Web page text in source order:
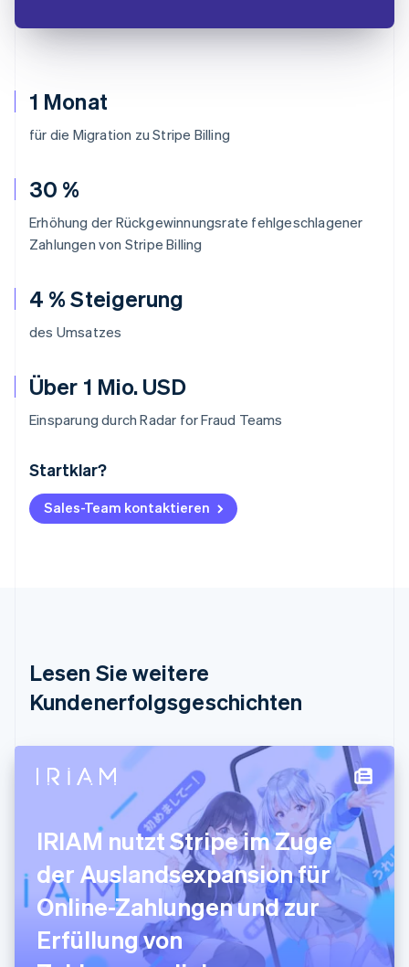
1 Monat
für die Migration zu Stripe Billing
30 %
Erhöhung der Rückgewinnungsrate fehlgeschlagener
Zahlungen von Stripe Billing
4 % Steigerung
des Umsatzes
Über 1 Mio. USD
Einsparung durch Radar for Fraud Teams
Startklar?
Sales-Team kontaktieren
Lesen Sie weitere
Kundenerfolgsgeschichten
IRIAM nutzt Stripe im Zuge
der Auslandsexpansion für
Online-Zahlungen und zur
Erfüllung von
Australien
Belgien
NederlandsFrançaisDeutschEnglish
DeutschEnglish
English
简体中文English
English Svenska
English
Gibraltar
English
Griechenland
English
Indien
English
Irland